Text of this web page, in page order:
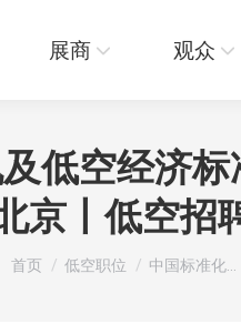
展商 观众
低空经济
京丨低空招
您在这里：
首页 低空职位 中国标准化…
观众 论坛